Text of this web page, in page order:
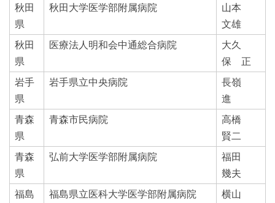
秋田
県
秋田大学医学部附属病院
山本
文雄
秋田
県
医療法人明和会中通総合病院
大久
保 正
岩手
県
岩手県立中央病院
長嶺
進
青森
県
青森市民病院
高橋
賢二
青森
県
弘前大学医学部附属病院
福田
幾夫
福島
福島県立医科大学医学部附属病院
横山